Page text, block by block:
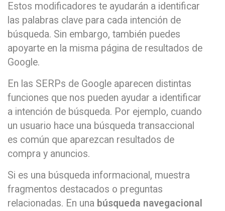
Estos modificadores te ayudarán a identificar
las palabras clave para cada intención de
búsqueda. Sin embargo, también puedes
apoyarte en la misma página de resultados de
Google.
En las SERPs de Google aparecen distintas
funciones que nos pueden ayudar a identificar
a intención de búsqueda. Por ejemplo, cuando
un usuario hace una búsqueda transaccional
es común que aparezcan resultados de
compra y anuncios.
Si es una búsqueda informacional, muestra
fragmentos destacados o preguntas
relacionadas. En una búsqueda navegacional